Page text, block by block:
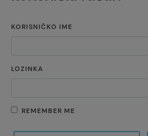
KORISNIČKO IME
LOZINKA
REMEMBER ME